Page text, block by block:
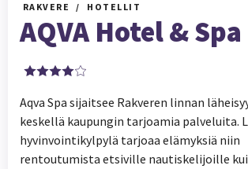
RAKVERE HOTELLIT
AQVA Hotel & Spa
Aqva Spa sijaitsee Rakveren linnan
keskellä kaupungin tarjoamia palveluita.
hyvinvointikylpylä tarjoaa elämyksiä niin
rentoutumista etsiville nautiskelijoille